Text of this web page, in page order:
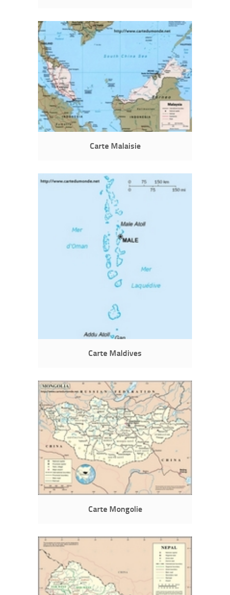
Carte Malaisie
Carte Maldives
Carte Mongolie